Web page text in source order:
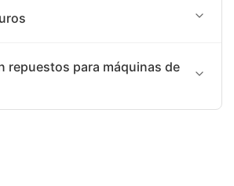
repuestos para máquinas de